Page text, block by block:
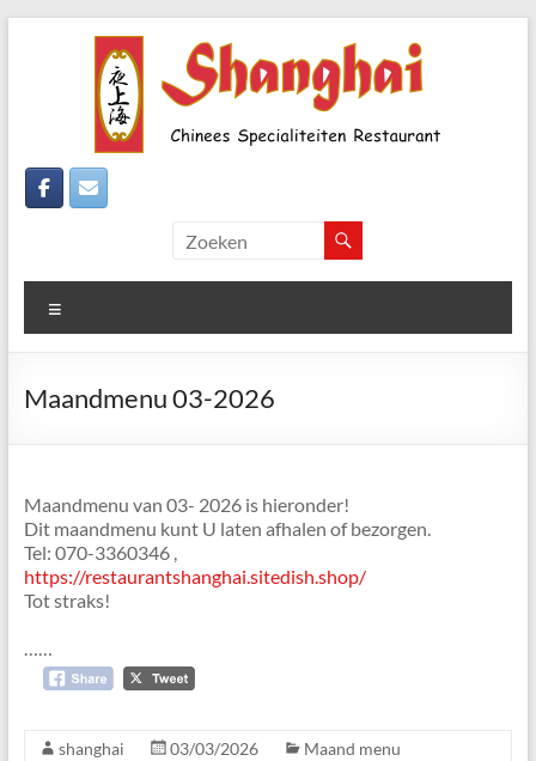
Shanghai-
Haag
Wateringseveld
"Chinezen"
"Chinezen"-
Den
Haag
Maandmenu 03-2026
Maandmenu van 03- 2026 is hieronder!
Dit maandmenu kunt U laten afhalen of bezorgen.
Tel: 070-3360346 ,
https://restaurantshanghai.sitedish.shop/
Tot straks!
……
shanghai 03/03/2026
Maand menu